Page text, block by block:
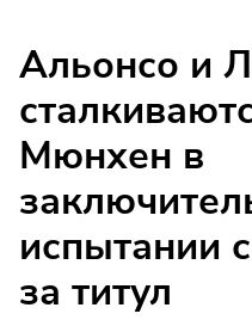
Альонсо и
Мюнхен в
испытании
за титул